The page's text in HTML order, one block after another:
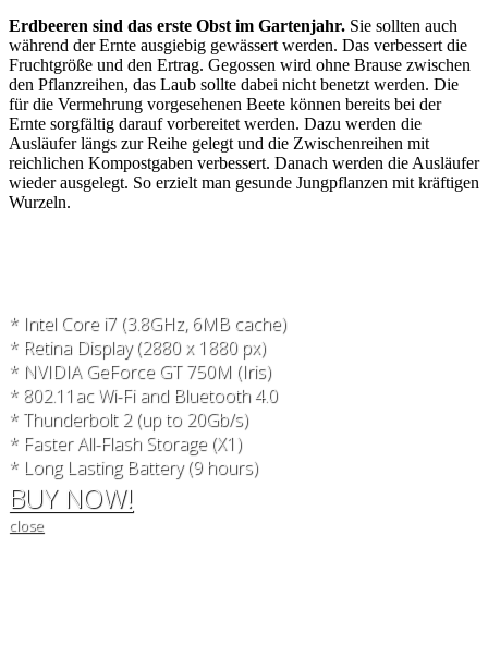
Erdbeeren sind das erste Obst im Gartenjahr. Sie sollten auch
während der Ernte ausgiebig gewässert werden. Das verbessert die
Fruchtgröße und den Ertrag. Gegossen wird ohne Brause zwischen
den Pflanzreihen, das Laub sollte dabei nicht benetzt werden. Die
für die Vermehrung vorgesehenen Beete können bereits bei der
Ernte sorgfältig darauf vorbereitet werden. Dazu werden die
Ausläufer längs zur Reihe gelegt und die Zwischenreihen mit
reichlichen Kompostgaben verbessert. Danach werden die Ausläufer
wieder ausgelegt. So erzielt man gesunde Jungpflanzen mit kräftigen
Wurzeln.
* Intel Core i7 (3.8GHz, 6MB cache)
* Retina Display (2880 x 1880 px)
* NVIDIA GeForce GT 750M (Iris)
* 802.11ac Wi-Fi and Bluetooth 4.0
* Thunderbolt 2 (up to 20Gb/s)
* Faster All-Flash Storage (X1)
* Long Lasting Battery (9 hours)
BUY NOW!
close